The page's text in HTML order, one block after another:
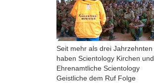
Seit mehr als drei Jahrzehnten
haben Scientology Kirchen und
Ehrenamtliche Scientology
Geistliche dem Ruf Folge